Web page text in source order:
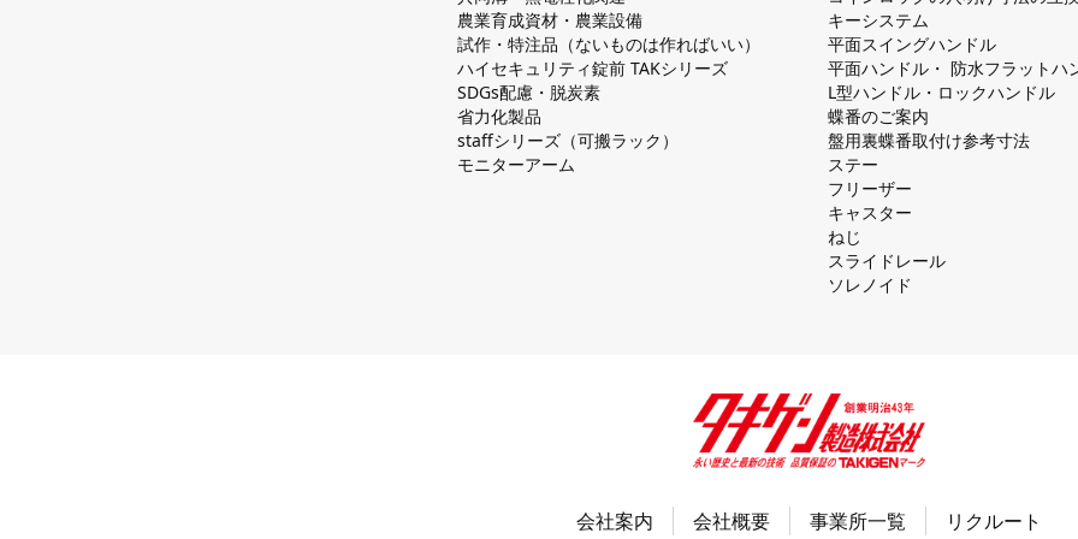
農業育成資材・農業設備
試作・特注品（ないものは作ればいい）
ハイセキュリティ錠前 TAKシリーズ
SDGs配慮・脱炭素
省力化製品
staffシリーズ（可搬ラック）
モニターアーム
キーシステム
平⾯スイングハンドル
平⾯ハンドル・ 防⽔フラットハ
L型ハンドル・ロックハンドル
蝶番のご案内
盤⽤裏蝶番取付け参考⼨法
ステー
フリーザー
キャスター
ねじ
スライドレール
ソレノイド
会社案内 会社概要 事業所一覧 リクルート